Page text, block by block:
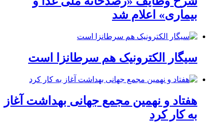
بیماری» اعلام شد
سیگار الکترونیک هم سرطانزا است
هفتاد و نهمین مجمع جهانی بهداشت آغاز
به کار کرد